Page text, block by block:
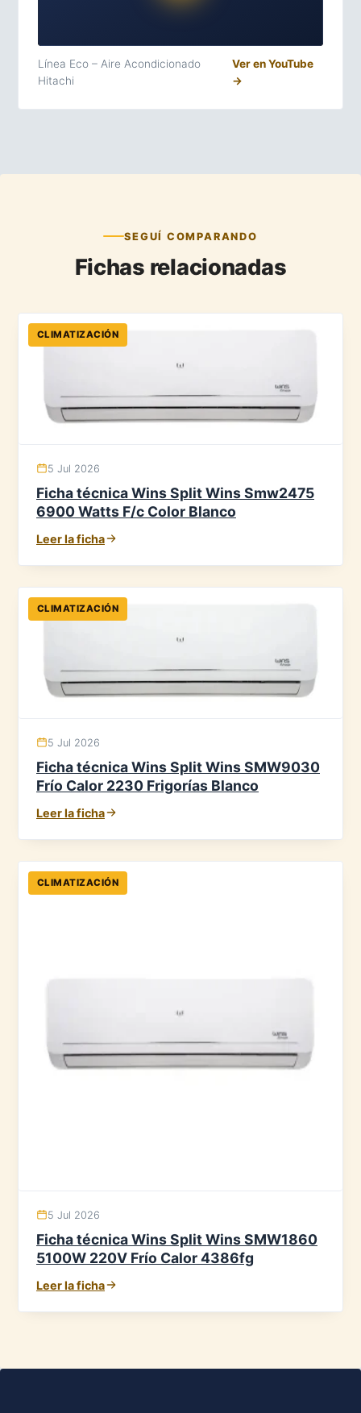
Línea Eco – Aire Acondicionado
Hitachi
Ver en YouTube
→
SEGUÍ COMPARANDO
Fichas relacionadas
CLIMATIZACIÓN
5 Jul 2026
Ficha técnica Wins Split Wins Smw2475
6900 Watts F/c Color Blanco
Leer la ficha
CLIMATIZACIÓN
5 Jul 2026
Ficha técnica Wins Split Wins SMW9030
Frío Calor 2230 Frigorías Blanco
Leer la ficha
CLIMATIZACIÓN
5 Jul 2026
Ficha técnica Wins Split Wins SMW1860
5100W 220V Frío Calor 4386fg
Leer la ficha